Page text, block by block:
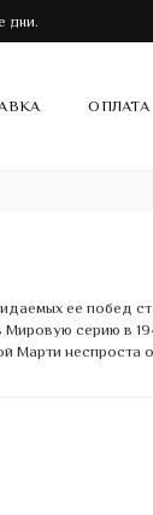
дни.
ОПЛАТА
ее побед
Мировую серию в
Марти неспроста